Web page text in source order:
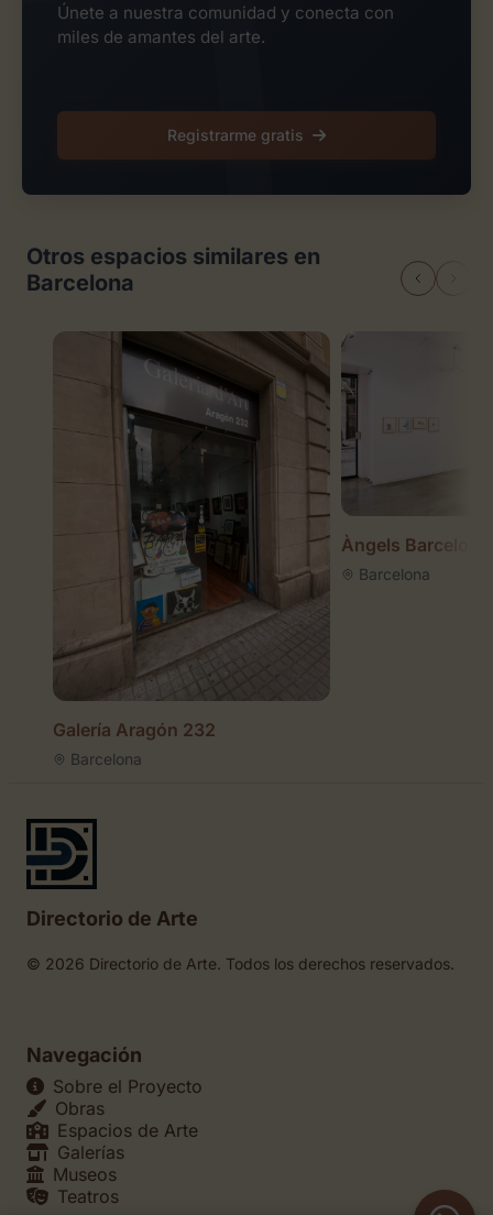
Únete a nuestra comunidad y conecta con
miles de amantes del arte.
Registrarme gratis
Otros espacios similares en
Barcelona
Galería Aragón 232
Barcelona
Àngels Barcelona
Barcelona
Directorio de Arte
© 2026 Directorio de Arte. Todos los derechos reservados.
Navegación
Sobre el Proyecto
Obras
Espacios de Arte
Galerías
Museos
Teatros